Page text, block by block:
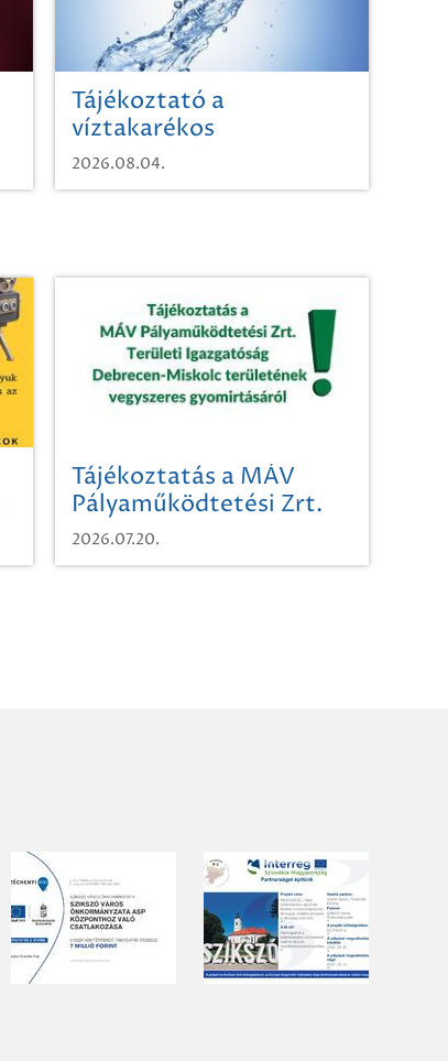
Tájékoztató a
víztakarékos
vízhasználatról
2026.08.04.
Tájékoztatás a MÁV
Pályaműködtetési Zrt.
Területi Igazgatóság
Debrecen-Miskolc
2026.07.20.